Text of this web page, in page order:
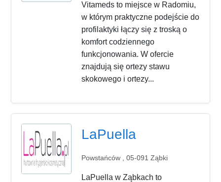
Vitameds to miejsce w Radomiu,
w którym praktyczne podejście do
profilaktyki łączy się z troską o
komfort codziennego
funkcjonowania. W ofercie
znajdują się ortezy stawu
skokowego i ortezy...
LaPuella
Powstańców , 05-091 Ząbki
LaPuella w Ząbkach to